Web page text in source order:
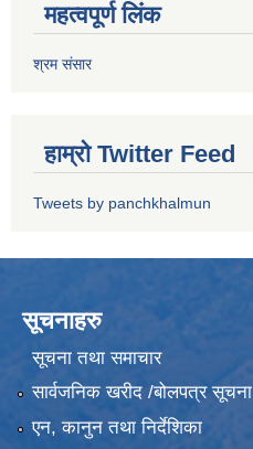
महत्वपूर्ण लिंक
श्रम संसार
हाम्रो Twitter Feed
Tweets by panchkhalmun
सूचनाहरु
सूचना तथा समाचार
सार्वजनिक खरीद /बोलपत्र सूचना
एन, कानुन तथा निर्देशिका